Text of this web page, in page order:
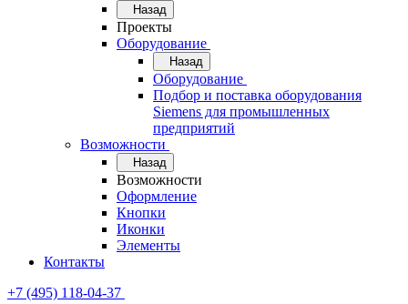
Назад
Проекты
Оборудование
Назад
Оборудование
Подбор и поставка оборудования
Siemens для промышленных
предприятий
Возможности
Назад
Возможности
Оформление
Кнопки
Иконки
Элементы
Контакты
+7 (495) 118-04-37